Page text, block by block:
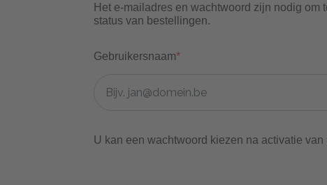
Het e-mailadres en wachtwoord zijn nodig
status van bestellingen.
Gebruikersnaam*
U kan een wachtwoord kiezen na activatie van